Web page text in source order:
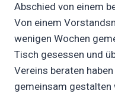
Abschied von einem
Von einem
wenigen Wochen
Tisch gesessen und
Vereins beraten
gemeinsam gestalten